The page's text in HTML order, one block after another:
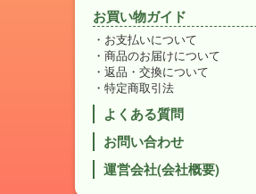
お買い物ガイド
お支払いについて
商品のお届けについて
返品・交換について
特定商取引法
よくある質問
お問い合わせ
運営会社(会社概要)